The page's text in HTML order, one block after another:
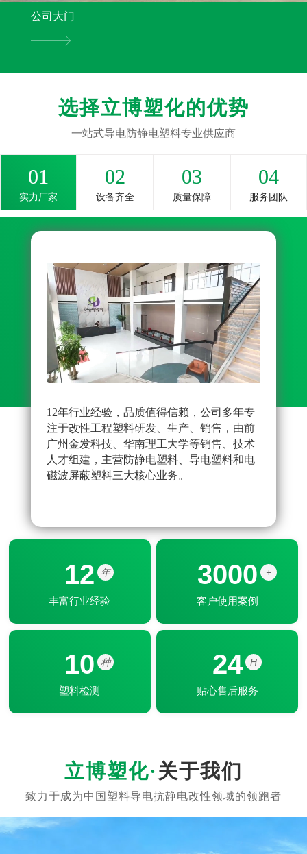
公司大门
选择立博塑化的优势
一站式导电防静电塑料专业供应商
01
实力厂家
02
设备齐全
03
质量保障
04
服务团队
12年行业经验，品质值得信赖，公司多年专
注于改性工程塑料研发、生产、销售，由前
广州金发科技、华南理工大学等销售、技术
人才组建，主营防静电塑料、导电塑料和电
磁波屏蔽塑料三大核心业务。
12 年
丰富行业经验
3000 +
客户使用案例
10 种
塑料检测
24 H
贴心售后服务
关于我们